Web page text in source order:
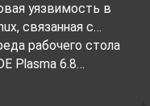
уязвимость в
связанная с…
рабочего стола
Plasma 6.8…